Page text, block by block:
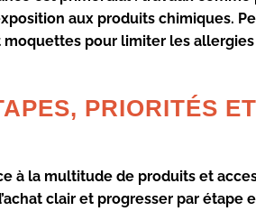
aux produits chimiques.
pour limiter les
PRIORITÉS
à la multitude de produits et
clair et progresser par étape